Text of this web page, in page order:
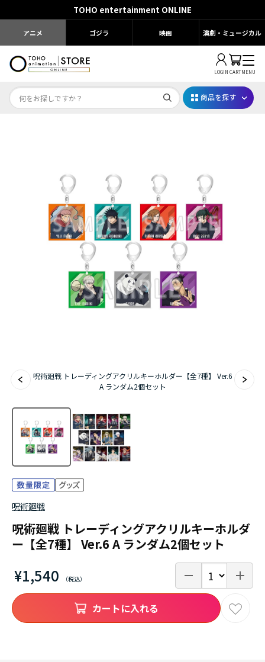
TOHO entertainment ONLINE
アニメ ゴジラ 映画 演劇・ミュージカル
LOGIN CARTMENU
じゅじゅフェス 2026
薬屋のひとりごと 夏の園遊会2026
名探偵コナン
アニメ『僕のヒーローアカデミア』10周年
ハイキュー!!ジャージ＆ユニフォーム
『ふつつかな悪女ではございますが ～雛宮蝶鼠と
商品を探す
呪術廻戦 トレーディングアクリルキーホルダー【全7種】 Ver.6
A ランダム2個セット
呪術廻戦
呪術廻戦 トレーディングアクリルキーホルダ
ー【全7種】 Ver.6 A ランダム2個セット
¥1,540
カートに入れる